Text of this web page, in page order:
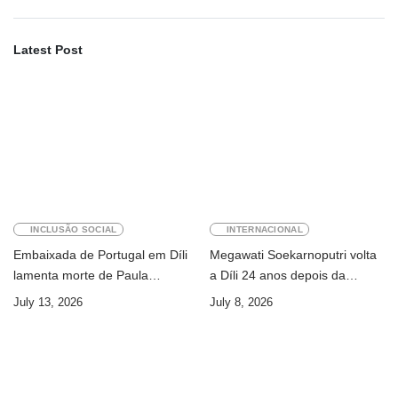
Latest Post
INCLUSÃO SOCIAL
Embaixada de Portugal em Díli
lamenta morte de Paula
Ferreira Pinto
July 13, 2026
INTERNACIONAL
Megawati Soekarnoputri volta
a Díli 24 anos depois da
primeira visita
July 8, 2026